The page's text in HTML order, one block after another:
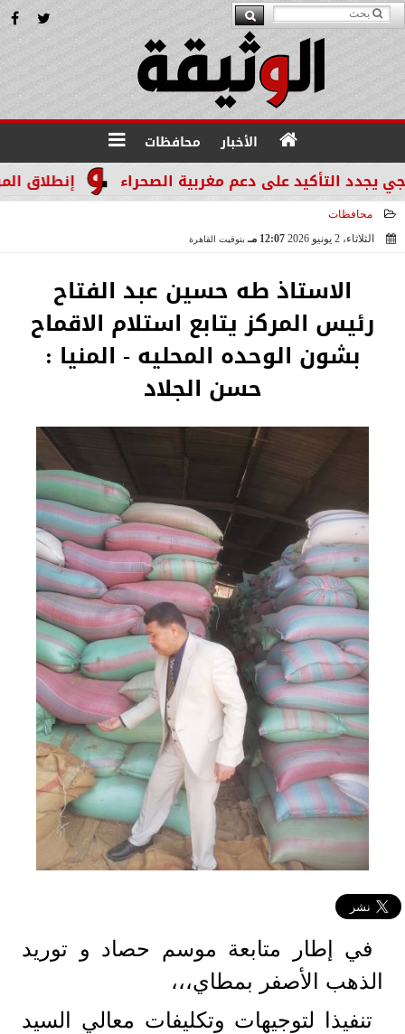
الأخبار محافظات
إنطلاق المرحله الثالثة بالموجة التأكيد على دعم مغربية الصحراء
محافظات
الثلاثاء، 2 يونيو 2026
12:07 مـ بتوقيت القاهرة
الاستاذ طه حسين عبد الفتاح
رئيس المركز يتابع استلام الاقماح
بشون الوحده المحليه - المنيا :
حسن الجلاد
في إطار متابعة موسم حصاد و توريد
الذهب الأصفر بمطاي،،،
تنفيذا لتوجيهات وتكليفات معالي السيد